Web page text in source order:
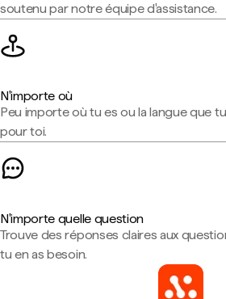
soutenu par notre équipe d'assistance.
N'importe où
Peu importe où tu es ou la langue que
pour toi.
N'importe quelle question
Trouve des réponses claires aux
tu en as besoin.